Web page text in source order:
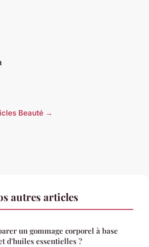
Beauté →
autres articles
un gommage corporel à base
d'huiles essentielles ?